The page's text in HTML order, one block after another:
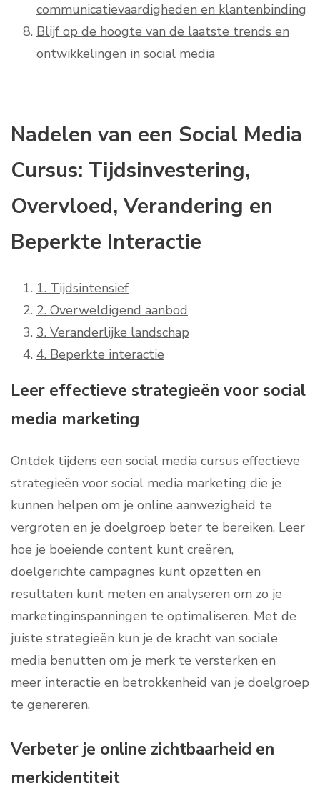
communicatievaardigheden en klantenbinding
Blijf op de hoogte van de laatste trends en
ontwikkelingen in social media
Nadelen van een Social Media
Cursus: Tijdsinvestering,
Overvloed, Verandering en
Beperkte Interactie
1. Tijdsintensief
2. Overweldigend aanbod
3. Veranderlijke landschap
4. Beperkte interactie
Leer effectieve strategieën voor social
media marketing
Ontdek tijdens een social media cursus effectieve
strategieën voor social media marketing die je
kunnen helpen om je online aanwezigheid te
vergroten en je doelgroep beter te bereiken. Leer
hoe je boeiende content kunt creëren,
doelgerichte campagnes kunt opzetten en
resultaten kunt meten en analyseren om zo je
marketinginspanningen te optimaliseren. Met de
juiste strategieën kun je de kracht van sociale
media benutten om je merk te versterken en
meer interactie en betrokkenheid van je doelgroep
te genereren.
Verbeter je online zichtbaarheid en
merkidentiteit